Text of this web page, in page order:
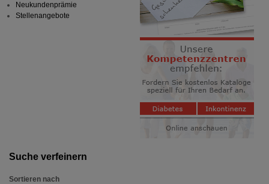
Suche verfeinern
Sortieren nach
Neukundenprämie
Stellenangebote